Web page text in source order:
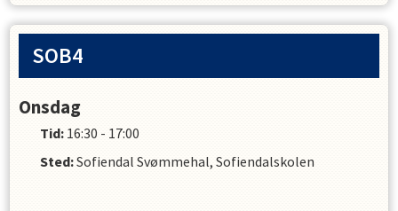
SOB4
Onsdag
Tid: 16:30 - 17:00
Sted:Sofiendal Svømmehal, Sofiendalskolen